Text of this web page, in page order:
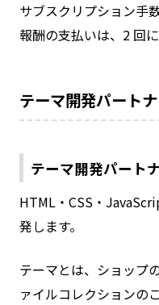
サブスクリプション手
報酬の支払いは、2 回
テーマ開発パート
テーマ開発パート
HTML・CSS・
発します。
テーマとは、ショップ
ァイルコレクションの